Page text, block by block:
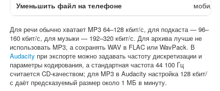
Уменьшить файл на телефоне
Для речи обычно хватает MP3 64–128 кбит/с, для подкаста — 96–
160 кбит/с, для музыки — 192–320 кбит/с. Для архива лучше не
использовать MP3, а сохранять WAV в FLAC или WavPack. В
Audacity при экспорте можно задавать частоту дискретизации и
параметры кодирования, а стандартная частота 44 100 Гц
считается CD-качеством; для MP3 в Audacity настройка 128 кбит/
с даёт предсказуемый размер около 1 МБ в минуту.